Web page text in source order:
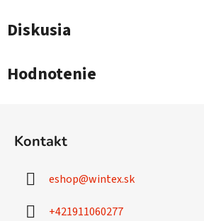
Diskusia
Hodnotenie
Kontakt
eshop@wintex.sk
+421911060277